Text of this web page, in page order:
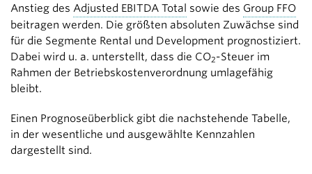
Anstieg des Adjusted EBITDA Total sowie des Group FFO
beitragen werden. Die größten absoluten Zuwächse sind
für die Segmente Rental und Development prognostiziert.
Dabei wird u. a. unterstellt, dass die CO2-Steuer im
Rahmen der Betriebskostenverordnung umlagefähig
bleibt.
Einen Prognoseüberblick gibt die nachstehende Tabelle,
in der wesentliche und ausgewählte Kennzahlen
dargestellt sind.